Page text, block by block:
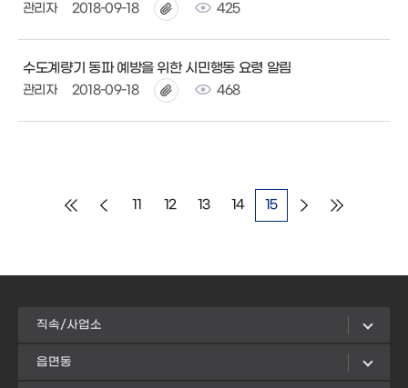
관리자 2018-09-18 425
수도계량기 동파 예방을 위한 시민행동 요령 알림
관리자 2018-09-18 468
11 12 13 14 15
직속/사업소
읍면동